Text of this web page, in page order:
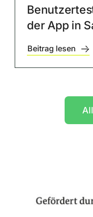
der App in
Beitrag lesen